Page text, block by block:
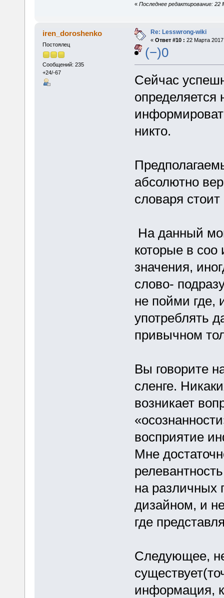
« Последнее редактирование:
iren_doroshenko
Постоялец
Сообщений: 235
+24/-67
Re: Lesswrong-wiki
« Ответ #10 : 22 Марта
(−)0
Сейчас
никто.
абсолютно
словаря
На данный
которые в соо
значения,
слово-
не пойми где,
употреблять
привычном
Вы говорите
сленге.
возникает
восприятие
Мне
на различных
дизайном, и
где
Следующее,
информация,